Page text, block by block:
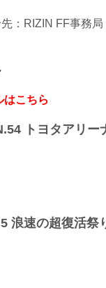
：RIZIN FF事務局
こちら
トヨタアリー
浪速の超復活祭